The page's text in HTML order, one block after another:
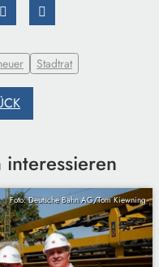
Stadtrat
Foto: Deutsche Bahn AG/Tom Kiewning